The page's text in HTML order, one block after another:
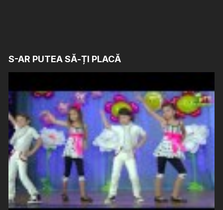
S-AR PUTEA SĂ-ȚI PLACĂ